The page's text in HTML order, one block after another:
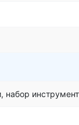
набор